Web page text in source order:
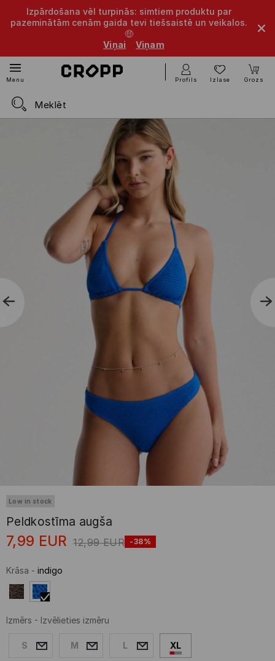
Izpārdošana vēl turpinās: simtiem produktu par
pazeminātām cenām gaida tevi tiešsaistē un veikalos.
🤑
Viņai
Viņam
Menu Profils Izlase Grozs
Low in stock
Peldkostīma augša
7,99 EUR 12,99 EUR -38%
Krāsa - indigo
Izmērs - Izvēlieties izmēru
S M L XL